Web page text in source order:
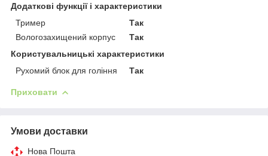
Додаткові функції і характеристики
Тример
Так
Вологозахищений корпус
Так
Користувальницькі характеристики
Рухомий блок для гоління
Так
Приховати
Умови доставки
Нова Пошта